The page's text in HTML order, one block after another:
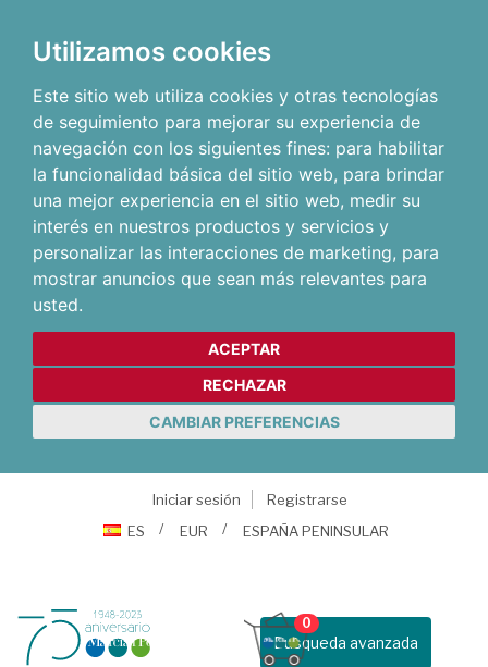
Utilizamos cookies
Este sitio web utiliza cookies y otras tecnologías
de seguimiento para mejorar su experiencia de
navegación con los siguientes fines: para habilitar
la funcionalidad básica del sitio web, para brindar
una mejor experiencia en el sitio web, medir su
interés en nuestros productos y servicios y
personalizar las interacciones de marketing, para
mostrar anuncios que sean más relevantes para
usted.
ACEPTAR
RECHAZAR
CAMBIAR PREFERENCIAS
Iniciar sesión
Registrarse
ES
EUR ESPAÑA PENINSULAR
Busqueda avanzada
0